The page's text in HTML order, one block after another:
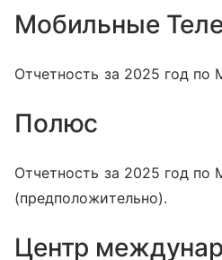
Мобильные
Отчетность за 2025 год
Полюс
Отчетность за 2025 год
(предположительно).
Центр